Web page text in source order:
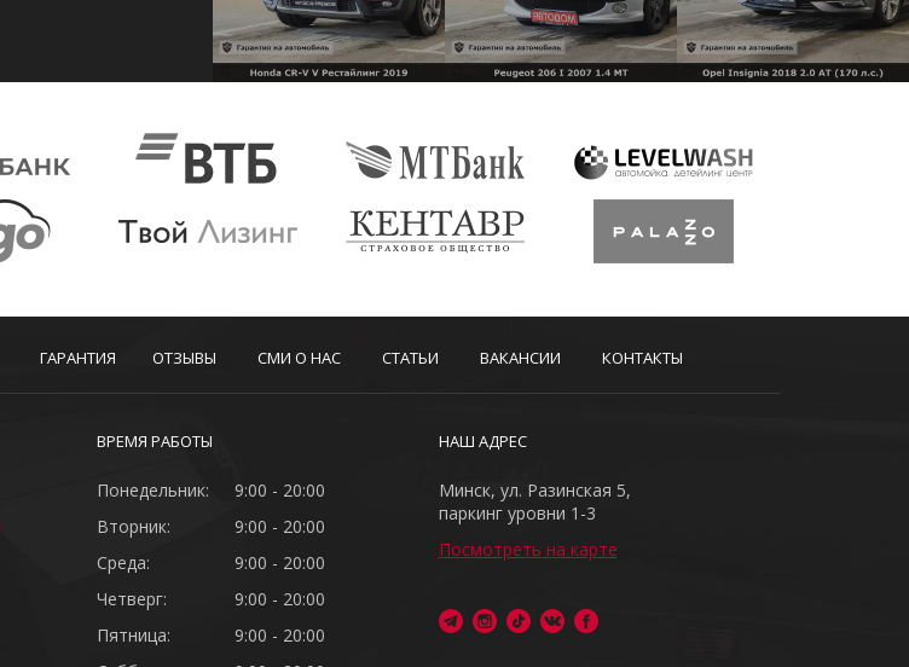
ГАРАНТИЯ ОТЗЫВЫ СМИ О НАС СТАТЬИ ВАКАНСИИ КОНТАКТЫ
ВРЕМЯ РАБОТЫ
Понедельник:
9:00 - 20:00
Вторник:
9:00 - 20:00
Среда:
9:00 - 20:00
Четверг:
9:00 - 20:00
Пятница:
9:00 - 20:00
НАШ АДРЕС
Минск, ул. Разинская 5,
паркинг уровни 1-3
Посмотреть на карте